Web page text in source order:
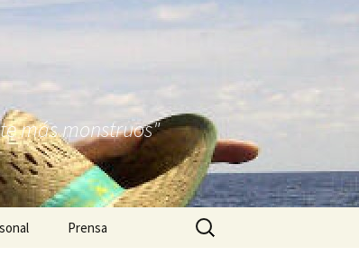
más monstruos"
Prensa Buscar: